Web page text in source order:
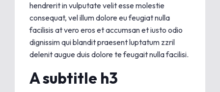
hendrerit in vulputate velit esse molestie
consequat, vel illum dolore eu feugiat nulla
facilisis at vero eros et accumsan et iusto odio
dignissim qui blandit praesent luptatum zzril
delenit augue duis dolore te feugait nulla facilisi.
A subtitle h3